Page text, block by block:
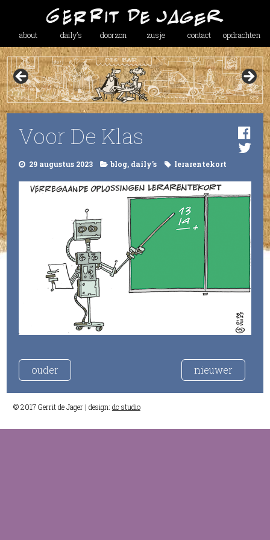
about daily’s doorzon zusje contact opdrachten
Voor De Klas
29 augustus 2023 blog, daily's lerarentekort
ouder nieuwer
© 2017 Gerrit de Jager | design: dc studio